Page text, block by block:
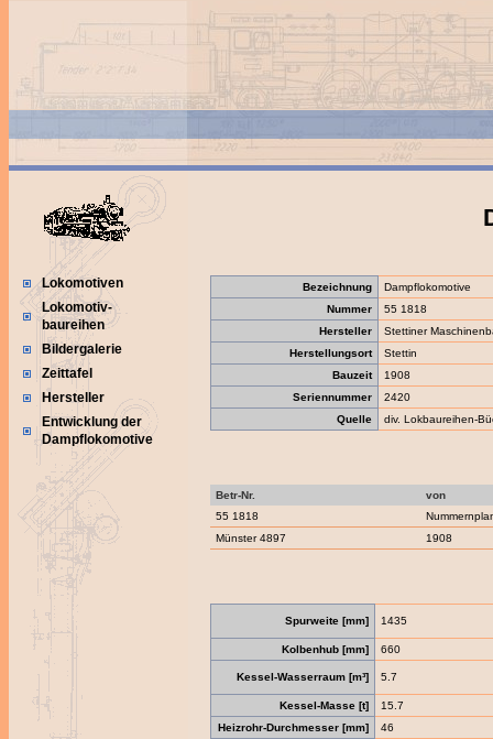
Lokomotiven
Lokomotiv-
baureihen
Bildergalerie
Zeittafel
Hersteller
Entwicklung der
Dampflokomotive
Bezeichnung
Dampflokomotive
Nummer
55 1818
Hersteller
Stettiner
Herstellungsort
Stettin
Bauzeit
1908
Seriennummer
2420
Quelle
div. Lokbaureihen-
Betr-Nr.
von
55 1818
Münster 4897
1908
Spurweite [mm] 1435
Kolbenhub [mm] 660
Kessel-Wasserraum [m³] 5.7
Kessel-Masse [t]
15.7
Heizrohr-Durchmesser [mm]
46